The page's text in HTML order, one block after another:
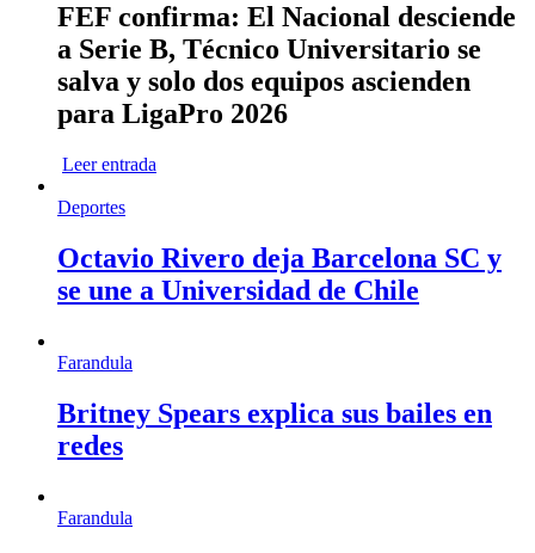
FEF confirma: El Nacional desciende
a Serie B, Técnico Universitario se
salva y solo dos equipos ascienden
para LigaPro 2026
Leer entrada
Deportes
Octavio Rivero deja Barcelona SC y
se une a Universidad de Chile
Farandula
Britney Spears explica sus bailes en
redes
Farandula